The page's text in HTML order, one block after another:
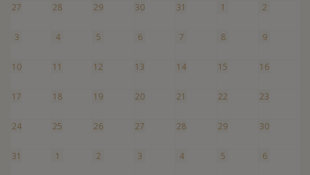
27 28 29 30 31 1 2
3 4 5 6 7 8 9
10 11 12 13 14 15 16
17 18 19 20 21 22 23
24 25 26 27 28 29 30
31 1 2 3 4 5 6